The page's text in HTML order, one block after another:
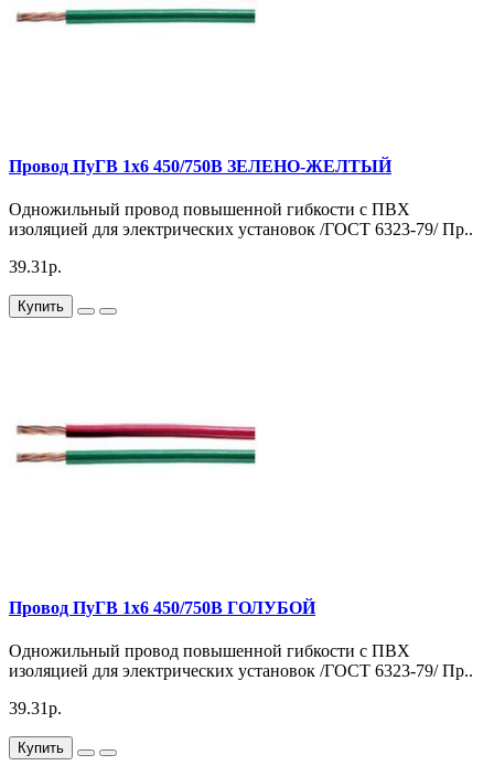
Провод ПуГВ 1х6 450/750В ЗЕЛЕНО-ЖЕЛТЫЙ
Одножильный провод повышенной гибкости с ПВХ
изоляцией для электрических установок /ГОСТ 6323-79/ Пр..
39.31р.
Купить
Провод ПуГВ 1х6 450/750В ГОЛУБОЙ
Одножильный провод повышенной гибкости с ПВХ
изоляцией для электрических установок /ГОСТ 6323-79/ Пр..
39.31р.
Купить